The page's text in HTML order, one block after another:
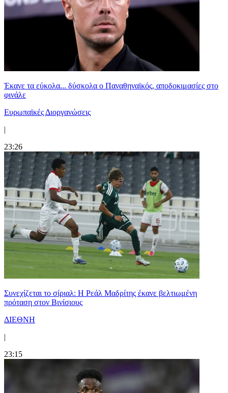
Έκανε τα εύκολα... δύσκολα ο Παναθηναϊκός, αποδοκιμασίες στο
φινάλε
Ευρωπαϊκές Διοργανώσεις
|
23:26
Συνεχίζεται το σίριαλ: Η Ρεάλ Μαδρίτης έκανε βελτιωμένη
πρόταση στον Βινίσιους
ΔΙΕΘΝΗ
|
23:15